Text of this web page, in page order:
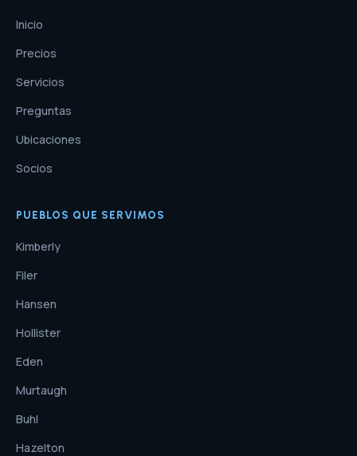
Inicio
Precios
Servicios
Preguntas
Ubicaciones
Socios
PUEBLOS QUE SERVIMOS
Kimberly
Filer
Hansen
Hollister
Eden
Murtaugh
Buhl
Hazelton